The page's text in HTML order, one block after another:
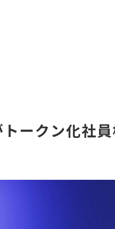
ークン化社員